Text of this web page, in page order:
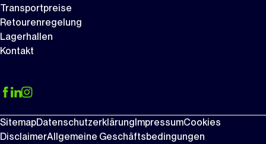
Transportpreise
Retourenregelung
Lagerhallen
Kontakt
SitemapDatenschutzerklärungImpressumCookies
DisclaimerAllgemeine Geschäftsbedingungen